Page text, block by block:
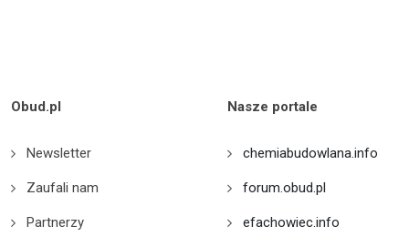
Obud.pl
Newsletter
Zaufali nam
Partnerzy
Nasze portale
chemiabudowlana.info
forum.obud.pl
efachowiec.info